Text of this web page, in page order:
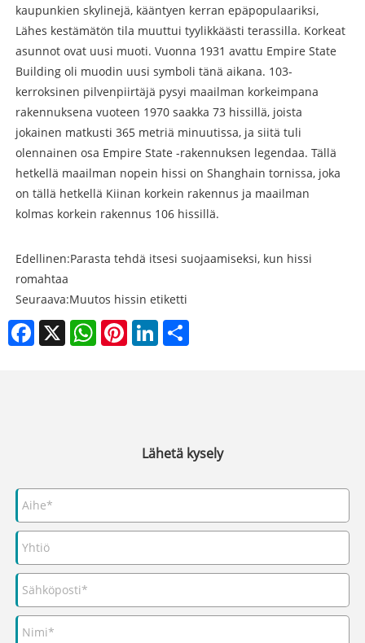
kaupunkien skylinejä, kääntyen kerran epäpopulaariksi,
Lähes kestämätön tila muuttui tyylikkäästi terassilla. Korkeat
asunnot ovat uusi muoti. Vuonna 1931 avattu Empire State
Building oli muodin uusi symboli tänä aikana. 103-
kerroksinen pilvenpiirtäjä pysyi maailman korkeimpana
rakennuksena vuoteen 1970 saakka 73 hissillä, joista
jokainen matkusti 365 metriä minuutissa, ja siitä tuli
olennainen osa Empire State -rakennuksen legendaa. Tällä
hetkellä maailman nopein hissi on Shanghain tornissa, joka
on tällä hetkellä Kiinan korkein rakennus ja maailman
kolmas korkein rakennus 106 hissillä.
Edellinen:Parasta tehdä itsesi suojaamiseksi, kun hissi
romahtaa
Seuraava:Muutos hissin etiketti
Facebook
X WhatsAppPinterestLinkedIn
Lähetä kysely